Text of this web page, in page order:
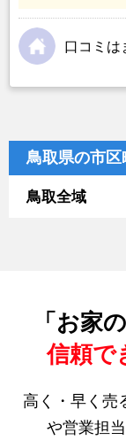
口コミは
鳥取県の市
鳥取全域
「お家
信頼で
高く・早く売
や営業担